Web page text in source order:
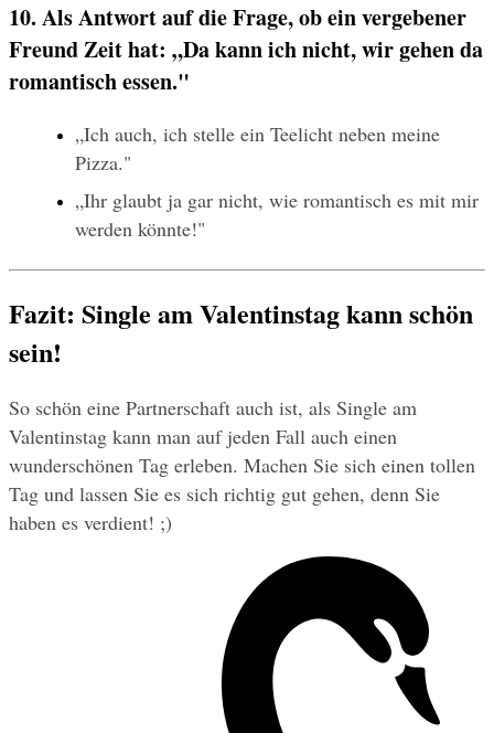
10. Als Antwort auf die Frage, ob ein vergebener
Freund Zeit hat: „Da kann ich nicht, wir gehen da
romantisch essen."
„Ich auch, ich stelle ein Teelicht neben meine
Pizza."
„Ihr glaubt ja gar nicht, wie romantisch es mit mir
werden könnte!"
Fazit: Single am Valentinstag kann schön
sein!
So schön eine Partnerschaft auch ist, als Single am
Valentinstag kann man auf jeden Fall auch einen
wunderschönen Tag erleben. Machen Sie sich einen tollen
Tag und lassen Sie es sich richtig gut gehen, denn Sie
haben es verdient! ;)